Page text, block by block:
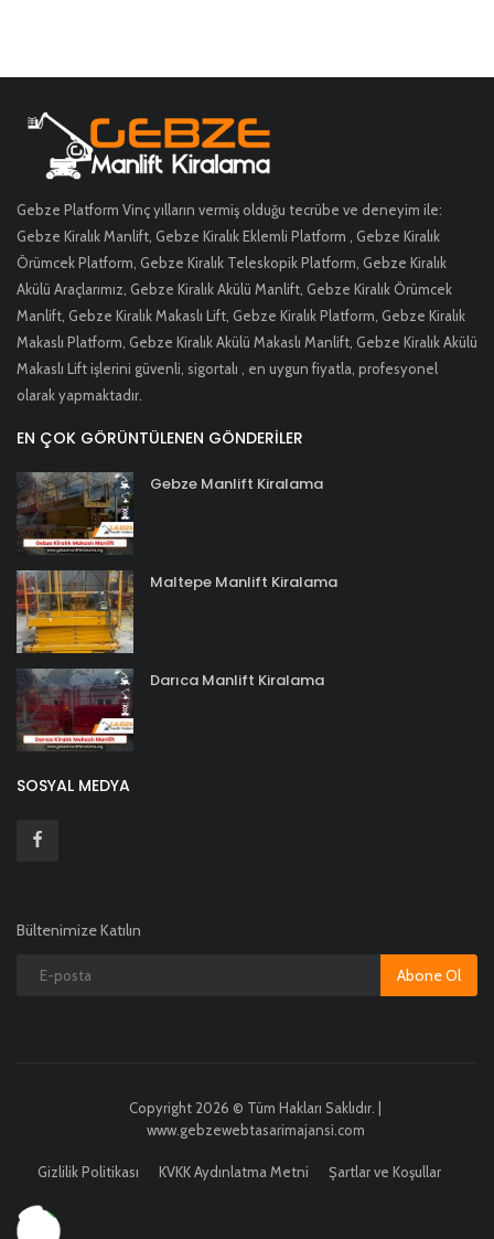
Gebze Platform Vinç yılların vermiş olduğu tecrübe ve deneyim ile:
Gebze Kiralık Manlift, Gebze Kiralık Eklemli Platform , Gebze Kiralık
Örümcek Platform, Gebze Kiralık Teleskopik Platform, Gebze Kiralık
Akülü Araçlarımız, Gebze Kiralık Akülü Manlift, Gebze Kiralık Örümcek
Manlift, Gebze Kiralık Makaslı Lift, Gebze Kiralık Platform, Gebze Kiralık
Makaslı Platform, Gebze Kiralık Akülü Makaslı Manlift, Gebze Kiralık Akülü
Makaslı Lift işlerini güvenli, sigortalı , en uygun fiyatla, profesyonel
olarak yapmaktadır.
EN ÇOK GÖRÜNTÜLENEN GÖNDERILER
Gebze Manlift Kiralama
Maltepe Manlift Kiralama
Darıca Manlift Kiralama
SOSYAL MEDYA
Bültenimize Katılın
Abone Ol
Copyright 2026 © Tüm Hakları Saklıdır. |
www.gebzewebtasarimajansi.com
Gizlilik Politikası KVKK Aydınlatma Metni Şartlar ve Koşullar